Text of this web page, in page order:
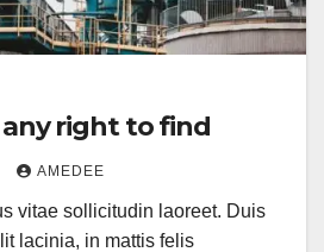
right to find
AMEDEE
vitae sollicitudin laoreet. Duis
lacinia, in mattis felis